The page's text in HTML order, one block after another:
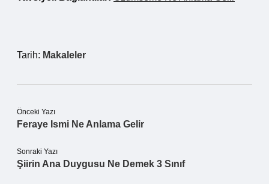
Tarih: Makaleler
Önceki Yazı
Feraye Ismi Ne Anlama Gelir
Sonraki Yazı
Şiirin Ana Duygusu Ne Demek 3 Sınıf